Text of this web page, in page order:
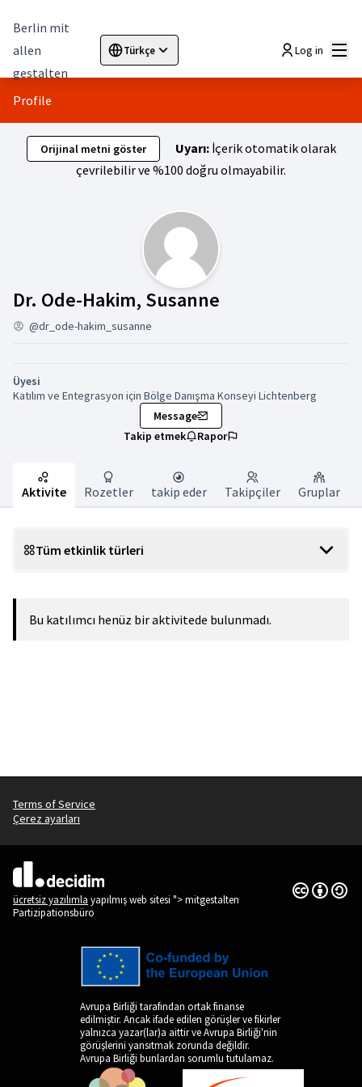
Berlin mit
allen
gestalten
Türkçe
Sprache wählen Elegir el idioma
Log in
Profile
Orijinal metni göster Uyarı:İçerik otomatik olarak
çevrilebilir ve %100 doğru olmayabilir.
Dr. Ode-Hakim, Susanne
@dr_ode-hakim_susanne
Üyesi
Katılım ve Entegrasyon için Bölge Danışma Konseyi Lichtenberg
Message
Takip etmek
Rapor
Aktivite Rozetler takip eder Takipçiler Gruplar
Tüm etkinlik türleri
Bu katılımcı henüz bir aktivitede bulunmadı.
Terms of Service
Çerez ayarları
(Dış bağlantı)
ücretsiz yazılımla yapılmış web sitesi "> mitgestalten
Partizipationsbüro
Creative
(Dış
Avrupa Birliği tarafından ortak finanse
edilmiştir. Ancak ifade edilen görüşler ve fikirler
yalnızca yazar(lar)a aittir ve Avrupa Birliği'nin
görüşlerini yansıtmak zorunda değildir.
Avrupa Birliği bunlardan sorumlu tutulamaz.